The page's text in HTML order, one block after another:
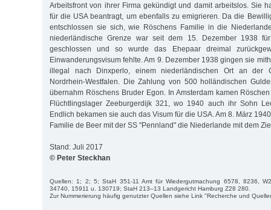
Arbeitsfront von ihrer Firma gekündigt und damit arbeitslos. Sie
für die USA beantragt, um ebenfalls zu emigrieren. Da die
entschlossen sie sich, wie Röschens Familie in die
niederländische Grenze war seit dem 15. Dezember 1938
geschlossen und so wurde das Ehepaar dreimal
Einwanderungsvisum fehlte. Am 9. Dezember 1938 gingen sie
illegal nach Dinxperlo, einem niederländischen Ort an der
Nordrhein-Westfalen. Die Zahlung von 500 holländischen
übernahm Röschens Bruder Egon. In Amsterdam kamen
Flüchtlingslager Zeeburgerdijk 321, wo 1940 auch ihr Sohn
Endlich bekamen sie auch das Visum für die USA. Am 8. März
Familie de Beer mit der SS "Pennland" die Niederlande mit dem
Stand: Juli 2017
© Peter Steckhan
Quellen: 1; 2; 5; StaH 351-11 Amt für Wiedergutmachung 6578, 8236,
34740, 15911 u. 130719; StaH 213–13 Landgericht Hamburg Z28 280.
Zur Nummerierung häufig genutzter Quellen siehe Link "Recherche und